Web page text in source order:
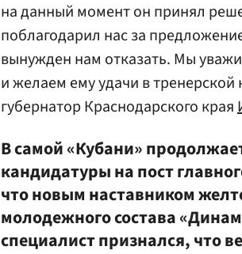
на данный момент он принял
поблагодарил нас за
вынужден нам отказать. Мы
и желаем ему удачи в
губернатор Краснодарского края
В самой «Кубани»
кандидатуры на пост
что новым наставником
молодежного состава
специалист признался, что